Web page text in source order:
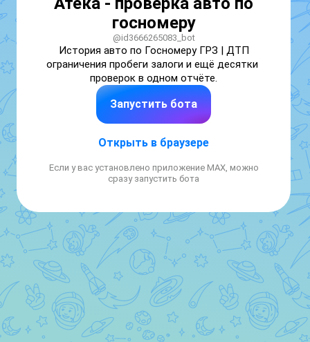
госномеру
@id3666265083_bot
История авто по Госномеру ГРЗ | ДТП
ограничения пробеги залоги и ещё десятки
проверок в одном отчёте.
Запустить бота
Открыть в браузере
Если у вас установлено приложение MAX, можно
сразу запустить бота